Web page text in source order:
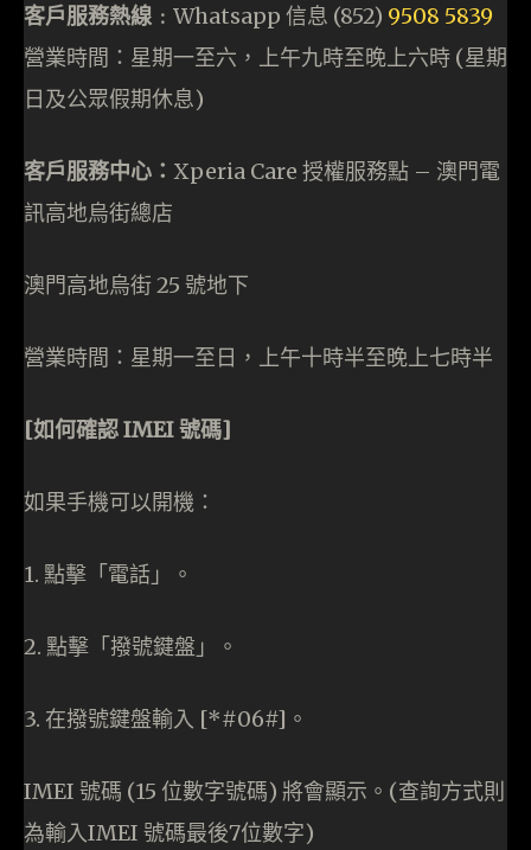
客戶服務熱線﹕ Whatsapp 信息 (852) 9508 5839
營業時間：星期一至六，上午九時至晚上六時 (星期
日及公眾假期休息)
客戶服務中心： Xperia Care 授權服務點 – 澳門電
訊高地烏街總店
澳門高地烏街 25 號地下
營業時間：星期一至日，上午十時半至晚上七時半
[如何確認 IMEI號碼]
如果手機可以開機：
1. 點擊「電話」。
2. 點擊「撥號鍵盤」。
3. 在撥號鍵盤輸入 [*#06#]。
IMEI 號碼 (15 位數字號碼) 將會顯示。(查詢方式則
為輸入IMEI 號碼最後7位數字)